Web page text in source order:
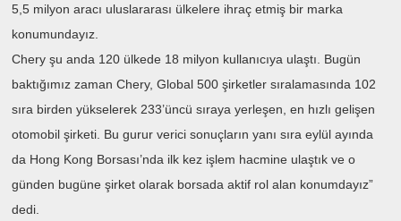
5,5 milyon aracı uluslararası ülkelere ihraç etmiş bir marka
konumundayız.
Chery şu anda 120 ülkede 18 milyon kullanıcıya ulaştı. Bugün
baktığımız zaman Chery, Global 500 şirketler sıralamasında 102
sıra birden yükselerek 233’üncü sıraya yerleşen, en hızlı gelişen
otomobil şirketi. Bu gurur verici sonuçların yanı sıra eylül ayında
da Hong Kong Borsası’nda ilk kez işlem hacmine ulaştık ve o
günden bugüne şirket olarak borsada aktif rol alan konumdayız”
dedi.